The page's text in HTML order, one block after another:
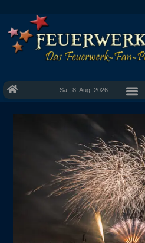
Sa., 8. Aug. 2026